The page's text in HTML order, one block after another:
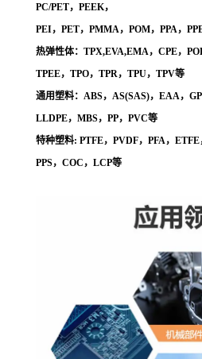
PC/PET，PEEK，
PEI，PET，PMMA，POM，PPA，
热弹性体：TPX,EVA,EMA，CPE，
TPEE，TPO，TPR，TPU，TPV等
通用塑料：ABS，AS(SAS)，EAA，
LLDPE，MBS，PP，PVC等
特种塑料: PTFE，PVDF，PFA，ETFE
PPS，COC，LCP等